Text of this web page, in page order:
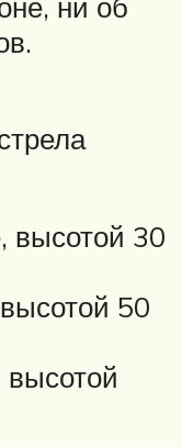
высотой 30
50